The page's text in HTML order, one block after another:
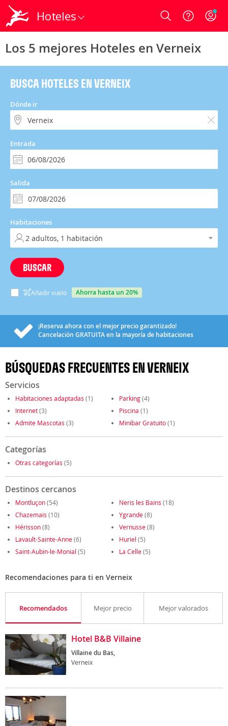
Hoteles Login
Los 5 mejores Hoteles en Verneix
BUSCA HOTELES EN VERNEIX
Dónde ir
Entrada
Salida
Habitaciones
BUSCAR
Añadir vuelo ahorra hasta un 20%
¡Reserva ahora con el mejor precio garantizado!
Cancelación GRATUITAen la mayoría de habitaciones
BÚSQUEDAS FRECUENTES EN VERNEIX
Servicios
Habitaciones adaptadas (1) Parking(4)
Internet(3) Piscina (1)
Admite Mascotas (3) Minibar Gratuito(1)
Categorías
Otras categorías (5)
Destinos cercanos
Montluçon(54) Neris les Bains (18)
Chazemais (10) Ygrande(8)
Hérisson(8) Vernusse(8)
Lavault-Sainte-Anne(6) Huriel (5)
Saint-Aubin-le-Monial (5) La Celle(5)
Recomendaciones para ti en Verneix
Recomendados Mejor precio Mejor valorados
Hotel B&B Villaine
Villaine du Bas,
Verneix